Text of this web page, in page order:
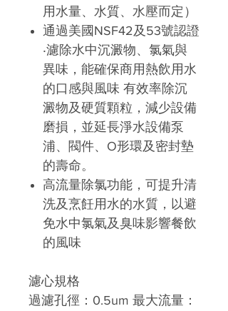
用水量、水質、水壓而定）
通過美國NSF42及53號認證
‧濾除水中沉澱物、氯氣與
異味，能確保商用熱飲用水
的口感與風味 有效率除沉
澱物及硬質顆粒，減少設備
磨損，並延長淨水設備泵
浦、閥件、O形環及密封墊
的壽命。
高流量除氯功能，可提升清
洗及烹飪用水的水質，以避
免水中氯氣及臭味影響餐飲
的風味
濾心規格
過濾孔徑：0.5um 最大流量：